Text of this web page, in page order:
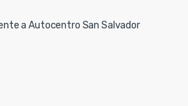
a Autocentro San Salvador